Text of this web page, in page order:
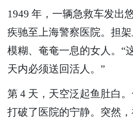
1949 年，一辆急救车发出
疾驰至上海警察医院。担
模糊、奄奄一息的女人。“
天内必须送回活人。”
第 4 天，天空泛起鱼肚白
打破了医院的宁静。突然，